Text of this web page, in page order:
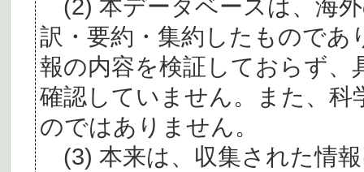
(2) 本データベースは、海
訳・要約・集約したものであ
報の内容を検証しておらず、
確認していません。また、
のではありません。
(3) 本来は、収集された情